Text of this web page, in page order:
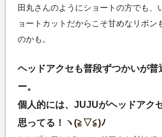
田丸さんのようにショートの方でも、
ョートカットだからこそ甘めなリボン
のかも。
ヘッドアクセも普段ずつかいが普
ー。
個人的には、JUJUがヘッドアク
思ってる！ ヽ(≧▽≦)ﾉ